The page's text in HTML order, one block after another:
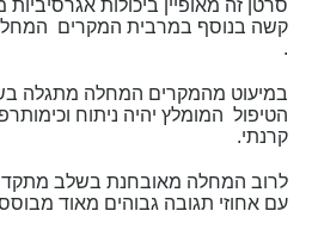
סרטן זה מאופיין ביכולות
קשה בנוסף במרבית המקרים
.
במיעוט מהמקרים המחלה מתגלה
הטיפול המומלץ יהיה ניתוח
קרנתי.
לרוב המחלה מאובחנת בשלב מתקדם
עם אחוזי תגובה גבוהים מאוד